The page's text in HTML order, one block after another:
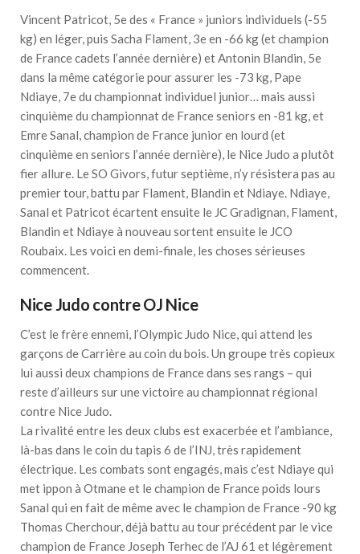
Vincent Patricot, 5e des « France » juniors individuels (-55
kg) en léger, puis Sacha Flament, 3e en -66 kg (et champion
de France cadets l’année dernière) et Antonin Blandin, 5e
dans la même catégorie pour assurer les -73 kg, Pape
Ndiaye, 7e du championnat individuel junior… mais aussi
cinquième du championnat de France seniors en -81 kg, et
Emre Sanal, champion de France junior en lourd (et
cinquième en seniors l’année dernière), le Nice Judo a plutôt
fier allure. Le SO Givors, futur septième, n’y résistera pas au
premier tour, battu par Flament, Blandin et Ndiaye. Ndiaye,
Sanal et Patricot écartent ensuite le JC Gradignan, Flament,
Blandin et Ndiaye à nouveau sortent ensuite le JCO
Roubaix. Les voici en demi-finale, les choses sérieuses
commencent.
Nice Judo contre OJ Nice
C’est le frère ennemi, l’Olympic Judo Nice, qui attend les
garçons de Carrière au coin du bois. Un groupe très copieux
lui aussi deux champions de France dans ses rangs – qui
reste d’ailleurs sur une victoire au championnat régional
contre Nice Judo.
La rivalité entre les deux clubs est exacerbée et l’ambiance,
là-bas dans le coin du tapis 6 de l’INJ, très rapidement
électrique. Les combats sont engagés, mais c’est Ndiaye qui
met ippon à Otmane et le champion de France poids lours
Sanal qui en fait de même avec le champion de France -90 kg
Thomas Cherchour, déjà battu au tour précédent par le vice
champion de France Joseph Terhec de l’AJ 61 et légèrement